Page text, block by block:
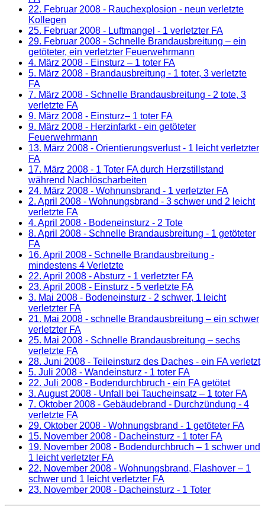
22. Februar 2008 - Rauchexplosion - neun verletzte
Kollegen
25. Februar 2008 - Luftmangel - 1 verletzter FA
29. Februar 2008 - Schnelle Brandausbreitung – ein
getöteter, ein verletzter Feuerwehrmann
4. März 2008 - Einsturz – 1 toter FA
5. März 2008 - Brandausbreitung - 1 toter, 3 verletzte
FA
7. März 2008 - Schnelle Brandausbreitung - 2 tote, 3
verletzte FA
9. März 2008 - Einsturz– 1 toter FA
9. März 2008 - Herzinfarkt - ein getöteter
Feuerwehrmann
13. März 2008 - Orientierungsverlust - 1 leicht verletzter
FA
17. März 2008 - 1 Toter FA durch Herzstillstand
während Nachlöscharbeiten
24. März 2008 - Wohnunsbrand - 1 verletzter FA
2. April 2008 - Wohnungsbrand - 3 schwer und 2 leicht
verletzte FA
4. April 2008 - Bodeneinsturz - 2 Tote
8. April 2008 - Schnelle Brandausbreitung - 1 getöteter
FA
16. April 2008 - Schnelle Brandausbreitung -
mindestens 4 Verletzte
22. April 2008 - Absturz - 1 verletzter FA
23. April 2008 - Einsturz - 5 verletzte FA
3. Mai 2008 - Bodeneinsturz - 2 schwer, 1 leicht
verletzter FA
21. Mai 2008 - schnelle Brandausbreitung – ein schwer
verletzter FA
25. Mai 2008 - Schnelle Brandausbreitung – sechs
verletzte FA
28. Juni 2008 - Teileinsturz des Daches - ein FA verletzt
5. Juli 2008 - Wandeinsturz - 1 toter FA
22. Juli 2008 - Bodendurchbruch - ein FA getötet
3. August 2008 - Unfall bei Taucheinsatz – 1 toter FA
7. Oktober 2008 - Gebäudebrand - Durchzündung - 4
verletzte FA
29. Oktober 2008 - Wohnungsbrand - 1 getöteter FA
15. November 2008 - Dacheinsturz - 1 toter FA
19. November 2008 - Bodendurchbruch – 1 schwer und
1 leicht verletzter FA
22. November 2008 - Wohnungsbrand, Flashover – 1
schwer und 1 leicht verletzter FA
23. November 2008 - Dacheinsturz - 1 Toter